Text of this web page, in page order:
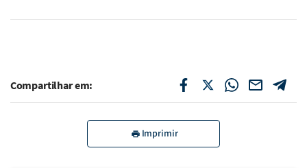
Compartilhar em:
Imprimir